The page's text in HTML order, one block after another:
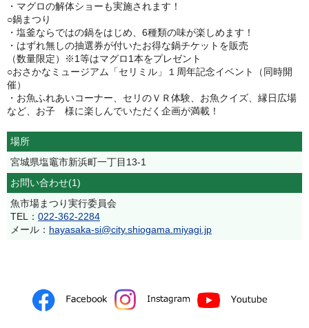
・マグロの解体ショーも実施されます！
○鍋まつり
・塩釜ならではの鍋をはじめ、6種類の味が楽しめます！
・はずれ無しの抽選券が付いたお得な鍋チケットを販売
（数量限定）※1等はマグロ1本をプレゼント
○おさかなミュージアム「セリミル」１周年記念イベント（同時開
催）
・お魚ふれあいコーナー、セリのＶＲ体験、お魚クイズ、縁日広場
など、お子 様に楽しんでいただく企画が満載！
場所
宮城県塩竈市新浜町一丁目13-1
お問い合わせ(1)
魚市場まつり実行委員会
TEL： 022-362-2284
メール： hayasaka-si@city.shiogama.miyagi.jp